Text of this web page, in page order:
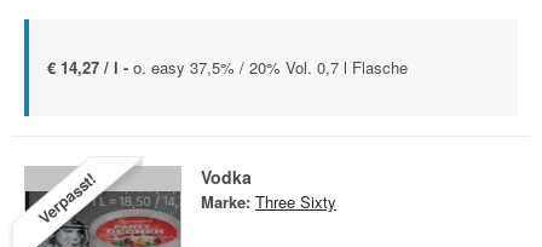
€ 14,27 / l - o. easy 37,5% / 20% Vol. 0,7 l Flasche
Verpasst! Vodka
Marke: Three Sixty